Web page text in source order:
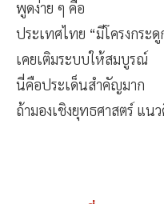
พูดง่าย ๆ คือ
ประเทศไทย “มีโครงกระ
เคยเติมระบบให้สมบูรณ์
นี่คือประเด็นสำคัญมาก
ถ้ามองเชิงยุทธศาสตร์ แน